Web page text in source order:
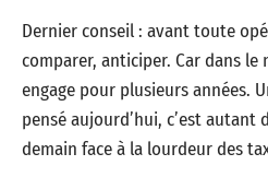
Dernier conseil : avant toute
comparer, anticiper. Car dans le
engage pour plusieurs années.
pensé aujourd’hui, c’est
demain face à la lourdeur des